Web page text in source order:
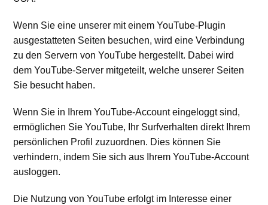
Wenn Sie eine unserer mit einem YouTube-Plugin
ausgestatteten Seiten besuchen, wird eine Verbindung
zu den Servern von YouTube hergestellt. Dabei wird
dem YouTube-Server mitgeteilt, welche unserer Seiten
Sie besucht haben.
Wenn Sie in Ihrem YouTube-Account eingeloggt sind,
ermöglichen Sie YouTube, Ihr Surfverhalten direkt Ihrem
persönlichen Profil zuzuordnen. Dies können Sie
verhindern, indem Sie sich aus Ihrem YouTube-Account
ausloggen.
Die Nutzung von YouTube erfolgt im Interesse einer